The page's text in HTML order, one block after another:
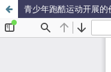
青少年跑酷运动开展